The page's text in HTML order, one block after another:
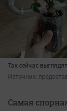
Так сейчас
Источник:
Самая